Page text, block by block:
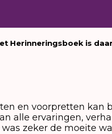
Herinneringsboek is daar
en voorpretten kan
alle ervaringen,
was zeker de moeite